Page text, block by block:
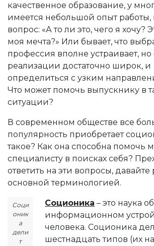
качественное образование, у
имеется небольшой опыт работы,
вопрос: «А то ли это, чего я хочу?
моя мечта?» Или бывает, что
профессия вполне устраивает, но
реализации достаточно широк, и
определиться с узким
Что может помочь выпускнику в
ситуации?
В современном обществе все
популярность приобретает
такое? Как она способна помочь
специалисту в поисках себя?
ответить на эти вопросы, давайте
основной терминологией.
Соци
оник
а
дели
т
Соционика – это наука об
информационном
человека. Соционика
шестнадцать типов (их